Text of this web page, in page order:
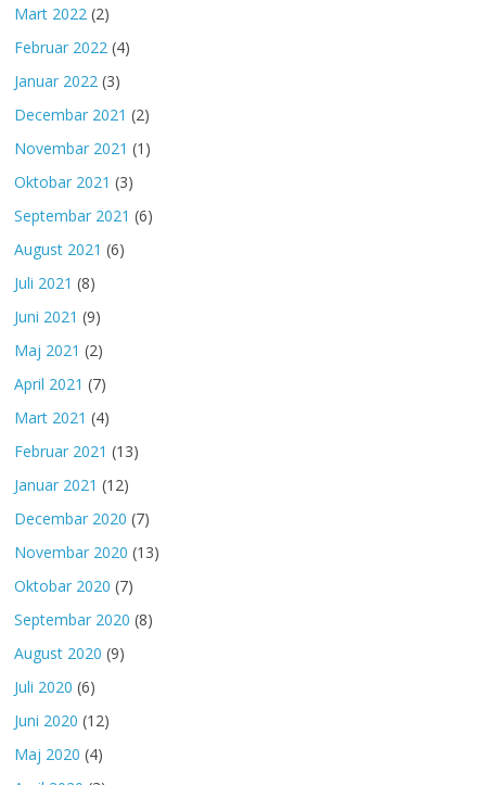
Mart 2022 (2)
Februar 2022 (4)
Januar 2022 (3)
Decembar 2021 (2)
Novembar 2021 (1)
Oktobar 2021 (3)
Septembar 2021 (6)
August 2021 (6)
Juli 2021 (8)
Juni 2021 (9)
Maj 2021 (2)
April 2021 (7)
Mart 2021 (4)
Februar 2021 (13)
Januar 2021 (12)
Decembar 2020 (7)
Novembar 2020 (13)
Oktobar 2020 (7)
Septembar 2020 (8)
August 2020 (9)
Juli 2020 (6)
Juni 2020 (12)
Maj 2020 (4)